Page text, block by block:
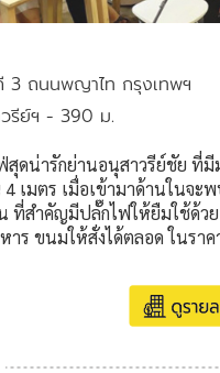
3 ถนนพญาไท กรุงเทพฯ
รีย์ฯ - 390 ม.
สุดน่ารักย่านอนุสาวรีย์ชัย ที่
เมตร เมื่อเข้ามาด้านในจะ
ที่สำคัญมีปลั๊กไฟให้ยืมใช้ด้วย
าร ขนมให้สั่งได้ตลอด ในรา